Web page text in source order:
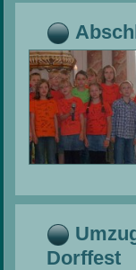
Dorffest